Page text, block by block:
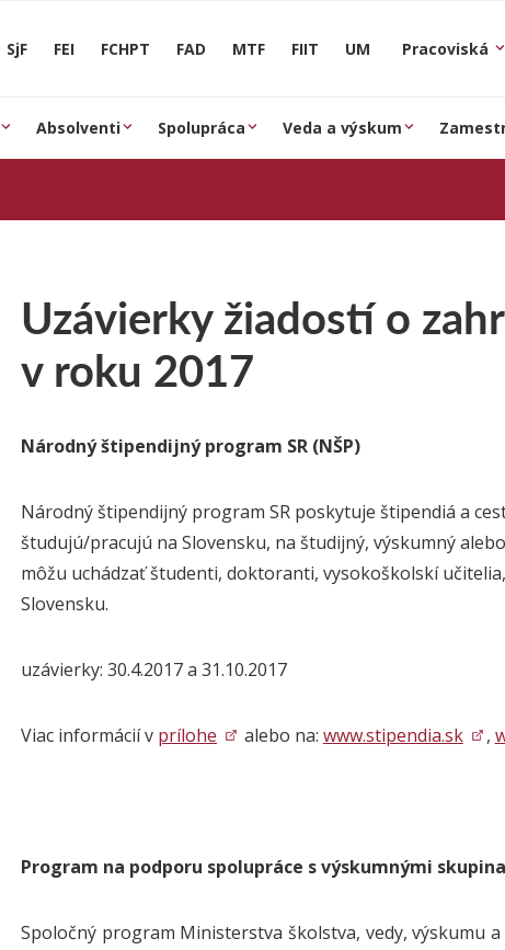
SjF FEI FCHPT FAD MTF FIIT UM Pracoviská
Absolventi Spolupráca Veda a výskum
Uzávierky žiadostí o
v roku 2017
Národný štipendijný program SR (NŠP)
Národný štipendijný program SR poskytuje štipendiá a
študujú/pracujú na Slovensku, na študijný, výskumný
môžu uchádzať študenti, doktoranti, vysokoškolskí
Slovensku.
uzávierky: 30.4.2017 a 31.10.2017
Viac informácií v prílohe alebo na: www.stipendia.sk ,
Program na podporu spolupráce s výskumnými
Spoločný program Ministerstva školstva, vedy, výskumu